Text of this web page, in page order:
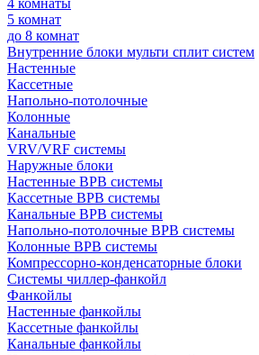
4 комнаты
5 комнат
до 8 комнат
Внутренние блоки мульти сплит систем
Настенные
Кассетные
Напольно-потолочные
Колонные
Канальные
VRV/VRF системы
Наружные блоки
Настенные ВРВ системы
Кассетные ВРВ системы
Канальные ВРВ системы
Напольно-потолочные ВРВ системы
Колонные ВРВ системы
Компрессорно-конденсаторные блоки
Системы чиллер-фанкойл
Фанкойлы
Настенные фанкойлы
Кассетные фанкойлы
Канальные фанкойлы